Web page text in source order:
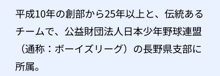
平成10年の創部から25年以上と、伝統ある
チームで、公益財団法人日本少年野球連盟
（通称：ボーイズリーグ）の長野県支部に
所属。